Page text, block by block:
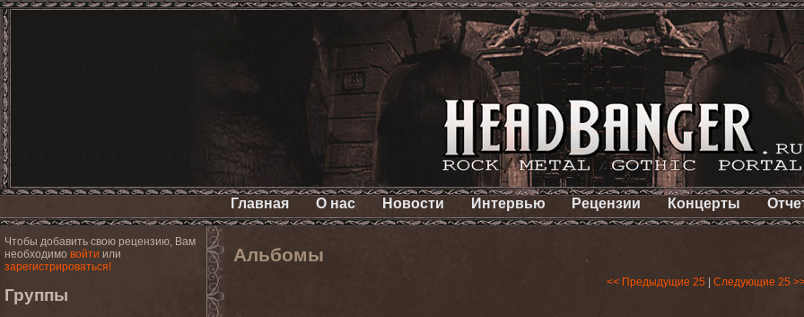
Главная О нас Новости Интервью Рецензии Концерты
Чтобы добавить свою рецензию, Вам
необходимо войти или
зарегистрироваться!
Группы
Альбомы
<< Предыдущие 25 Следующие 25